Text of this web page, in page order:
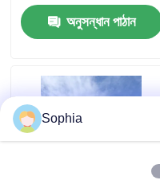
আমাদের সাথে যোগাযোগ
খবর
মামলা
অনুসন্ধান পাঠান
Sophia